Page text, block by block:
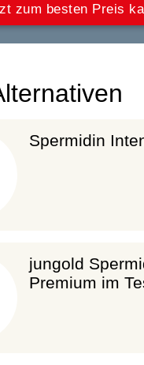
zum besten Preis
Spermidin
jungold
Premium im